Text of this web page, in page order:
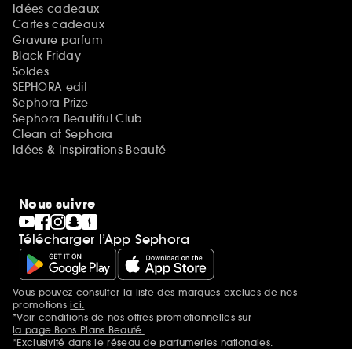
Idées cadeaux
Cartes cadeaux
Gravure parfum
Black Friday
Soldes
SEPHORA edit
Sephora Prize
Sephora Beautiful Club
Clean at Sephora
Idées & Inspirations Beauté
Nous suivre
Télécharger l’App Sephora
Mentions additionnelles
Vous pouvez consulter la liste des marques exclues de nos
promotionsici.
*Voir conditions de nos offres promotionnelles sur
la page Bons Plans Beauté.
*Exclusivité dans le réseau de parfumeries nationales.